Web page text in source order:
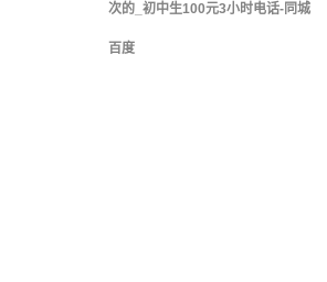
次的_初中生100元3小时电话-同城
百度